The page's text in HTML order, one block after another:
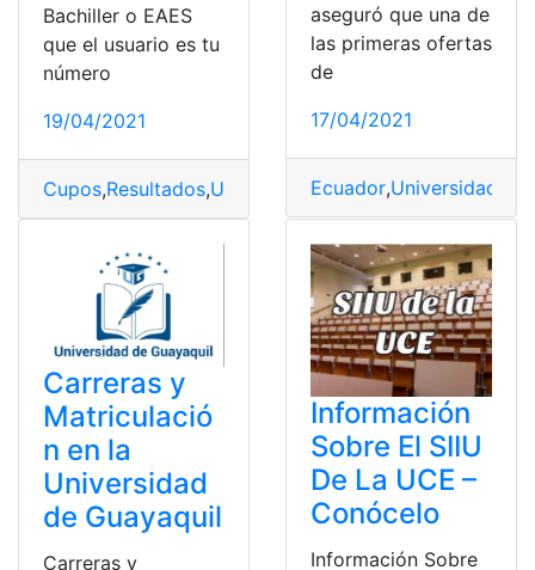
Bachiller o EAES
que el usuario es tu
número
19/04/2021
Cupos,Resultados,Universidad,Universidad Central
aseguró que una de
las primeras ofertas
de
17/04/2021
Ecuador,Universidad
Carreras y
Matriculació
n en la
Universidad
de Guayaquil
Carreras y
Información
Sobre El SIIU
De La UCE –
Conócelo
Información Sobre